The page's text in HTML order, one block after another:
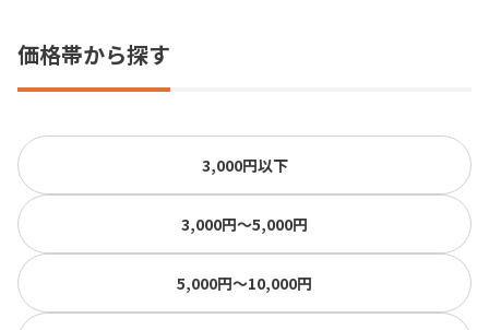
価格帯から探す
3,000円以下
3,000円〜5,000円
5,000円〜10,000円